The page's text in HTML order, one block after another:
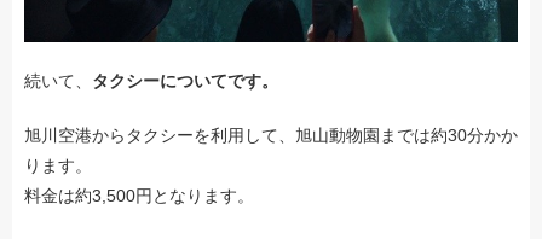
続いて、 タクシーについてです。
旭川空港からタクシーを利用して、旭山動物園までは約30分かか
ります。
料金は約3,500円となります。